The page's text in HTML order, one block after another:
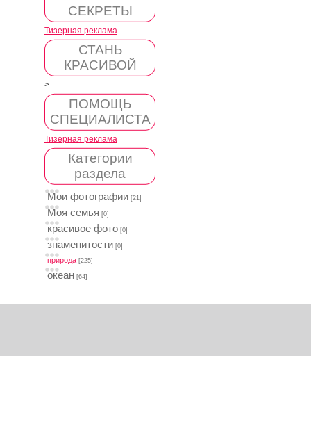
СЕКРЕТЫ
Тизерная реклама
СТАНЬ
КРАСИВОЙ
>
ПОМОЩЬ
СПЕЦИАЛИСТА
Тизерная реклама
Категории
раздела
Мои фотографии [21]
Моя семья [0]
красивое фото [0]
знаменитости [0]
природа [225]
океан [64]